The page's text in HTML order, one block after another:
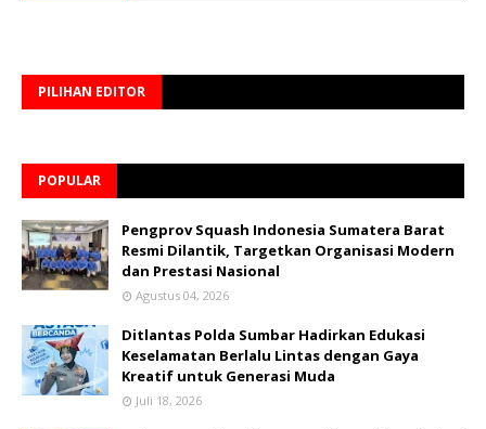
PILIHAN EDITOR
POPULAR
Pengprov Squash Indonesia Sumatera Barat
Resmi Dilantik, Targetkan Organisasi Modern
dan Prestasi Nasional
Agustus 04, 2026
Ditlantas Polda Sumbar Hadirkan Edukasi
Keselamatan Berlalu Lintas dengan Gaya
Kreatif untuk Generasi Muda
Juli 18, 2026